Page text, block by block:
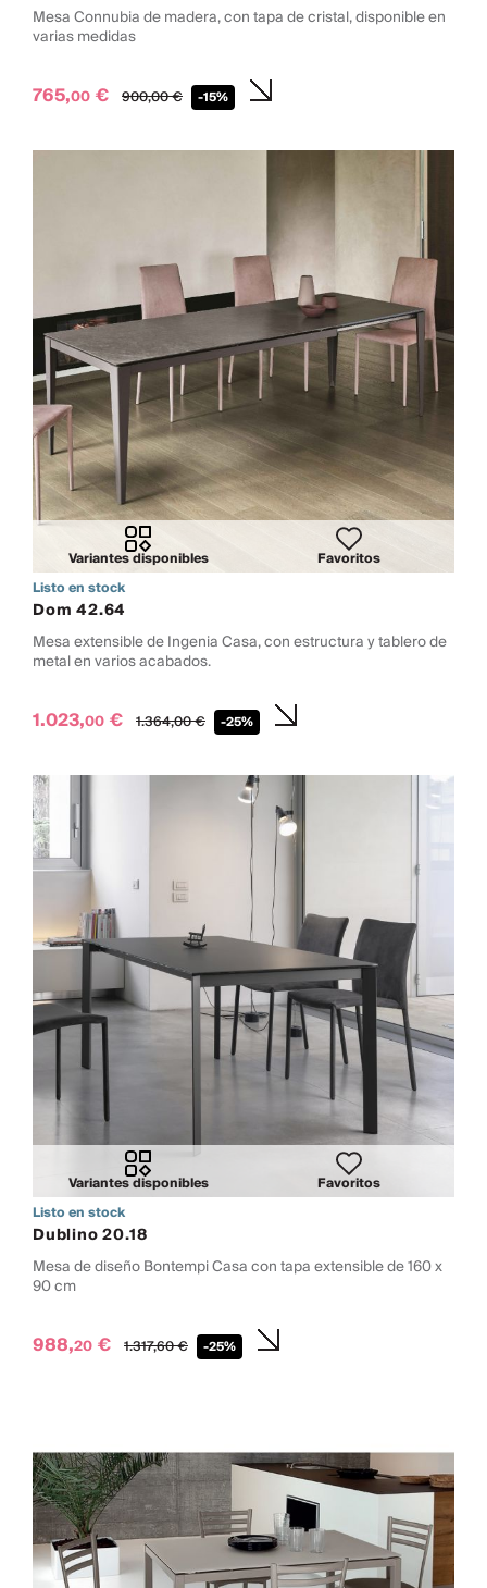
Mesa Connubia de madera, con tapa de cristal, disponible en
varias medidas
765,00 € 900,00€ -15%
Variantes disponibles
Favoritos
Listo en stock
Dom 42.64
Mesa extensible de Ingenia Casa, con estructura y tablero de
metal en varios acabados.
1.023,00 € 1.364,00€ -25%
Variantes disponibles
Favoritos
Listo en stock
Dublino 20.18
Mesa de diseño Bontempi Casa con tapa extensible de 160 x
90 cm
988,20 € 1.317,60€ -25%